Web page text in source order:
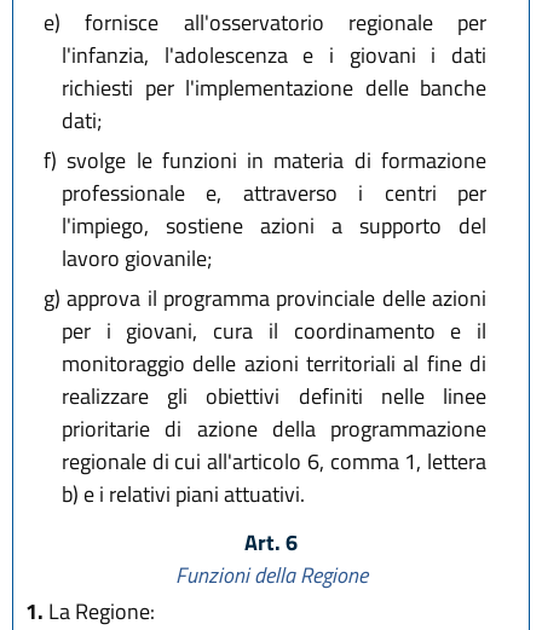
e) fornisce all'osservatorio regionale per
l'infanzia, l'adolescenza e i giovani i dati
richiesti per l'implementazione delle banche
dati;
f) svolge le funzioni in materia di formazione
professionale e, attraverso i centri per
l'impiego, sostiene azioni a supporto del
lavoro giovanile;
g) approva il programma provinciale delle azioni
per i giovani, cura il coordinamento e il
monitoraggio delle azioni territoriali al fine di
realizzare gli obiettivi definiti nelle linee
prioritarie di azione della programmazione
regionale di cui all'articolo 6, comma 1, lettera
b) e i relativi piani attuativi.
Art. 6
Funzioni della Regione
1. La Regione: